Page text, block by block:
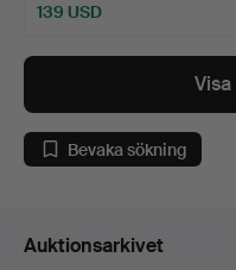
139 USD
Bevaka sökning
Auktionsarkivet